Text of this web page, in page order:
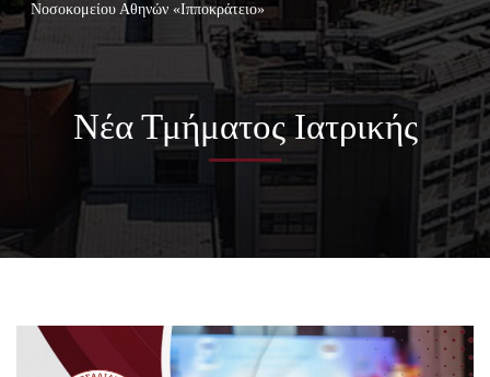
Νοσοκομείου Αθηνών «Ιπποκράτειο»
Νέα Τμήματος Ιατρικής